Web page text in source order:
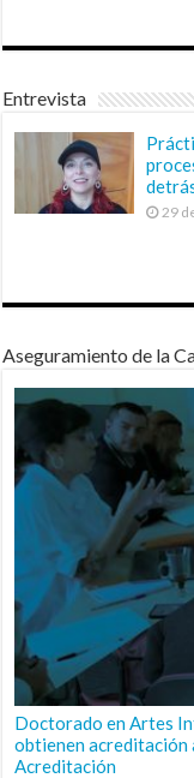
Entrevista
29
Aseguramiento de la
Doctorado en Artes
obtienen acreditación
Acreditación